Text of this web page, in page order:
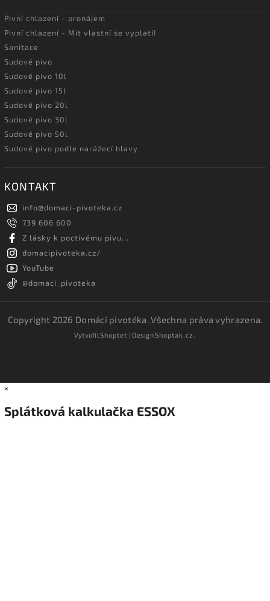
Pivní chlazení - pronájem
Pivní chlazení - Mít vlastní se vyplatí!
Sanitace
Sudové pivo
Sudové pivo 10l
Sudové pivo 15l
Sudové pivo 20l
Sudové pivo 30l
Sudové pivo 50l
Sudové pivo podle narážecí hlavy
KONTAKT
info@domaci-pivoteka.cz
739 606 600
Z lásky k poctivému pivu...
domacipivoteka.cz/
YouTube
@domaci_pivoteka
Copyright 2026 Domácí pivotéka. Všechna práva vyhrazena.
VytvořilShoptet | DesignShoptak.cz.
×
Splátková kalkulačka ESSOX